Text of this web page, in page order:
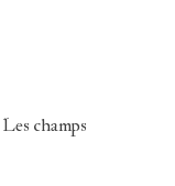
Les champs